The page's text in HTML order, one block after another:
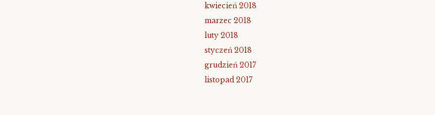
kwiecień 2018
marzec 2018
luty 2018
styczeń 2018
grudzień 2017
listopad 2017